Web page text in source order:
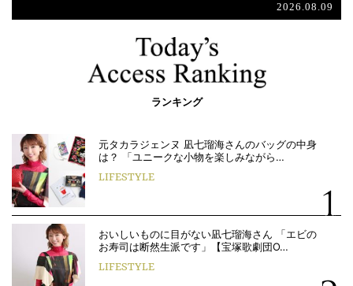
2026.08.09
ランキング
元タカラジェンヌ 凪七瑠海さんのバッグの中身
は？ 「ユニークな小物を楽しみながら…
LIFESTYLE
おいしいものに目がない凪七瑠海さん 「エビの
お寿司は断然生派です」【宝塚歌劇団O…
LIFESTYLE